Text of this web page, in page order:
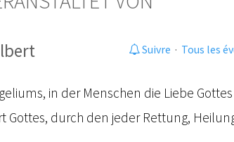
Suivre · Tous les
in der Menschen die Liebe
Gottes, durch den jeder Rettung,